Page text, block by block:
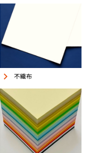
keyboard_arrow_right 不織布